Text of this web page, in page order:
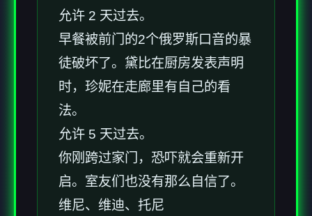
允许 2 天过去。
早餐被前门的2个俄罗斯口音的暴
徒破坏了。黛比在厨房发表声明
时，珍妮在走廊里有自己的看
法。
允许 5 天过去。
你刚跨过家门，恐吓就会重新开
启。室友们也没有那么自信了。
维尼、维迪、托尼